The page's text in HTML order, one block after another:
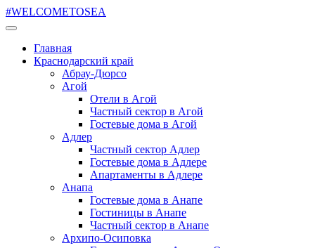
#WELCOMETOSEA
Главная
Краснодарский край
Абрау-Дюрсо
Агой
Отели в Агой
Частный сектор в Агой
Гостевые дома в Агой
Адлер
Частный сектор Адлер
Гостевые дома в Адлере
Апартаменты в Адлере
Анапа
Гостевые дома в Анапе
Гостиницы в Анапе
Частный сектор в Анапе
Архипо-Осиповка